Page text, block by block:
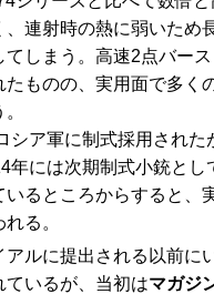
、連射時の熱に弱いため
てしまう。高速2点バー
たものの、実用面で多く
ア軍に制式採用された
年には次期制式小銃とし
いるところからすると、
る。
ルに提出される以前に
ているが、当初はマガジ